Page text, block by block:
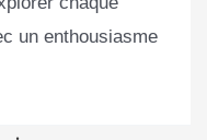
un enthousiasme